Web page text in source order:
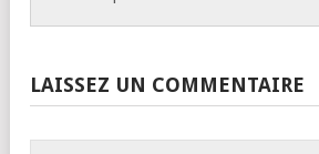
LAISSEZ UN COMMENTAIRE